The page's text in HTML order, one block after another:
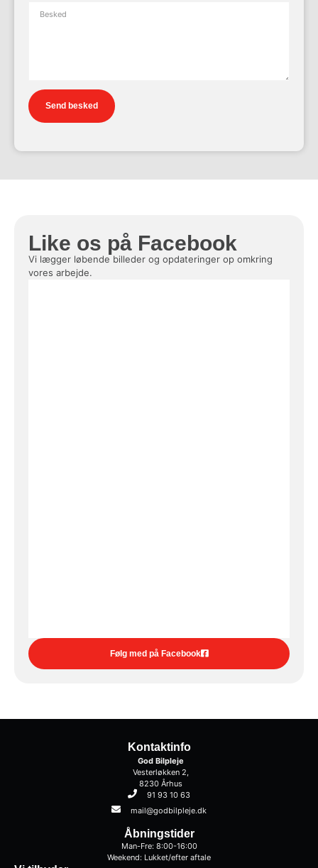
Send besked
Like os på Facebook
Vi lægger løbende billeder og opdateringer op omkring
vores arbejde.
Følg med på Facebook
Kontaktinfo
God Bilpleje
Vesterløkken 2,
8230 Århus
91 93 10 63
mail@godbilpleje.dk
Åbningstider
Man-Fre: 8:00-16:00
Weekend: Lukket/efter aftale